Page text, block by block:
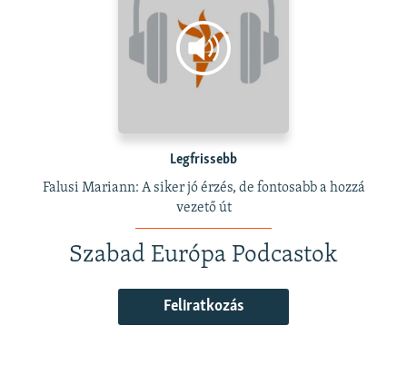
Legfrissebb
Falusi Mariann: A siker jó érzés, de fontosabb a hozzá
vezető út
Szabad Európa Podcastok
Feliratkozás